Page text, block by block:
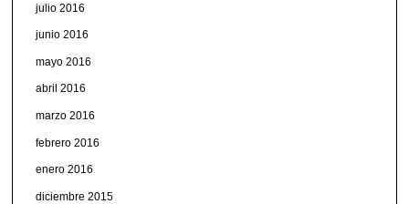
julio 2016
junio 2016
mayo 2016
abril 2016
marzo 2016
febrero 2016
enero 2016
diciembre 2015